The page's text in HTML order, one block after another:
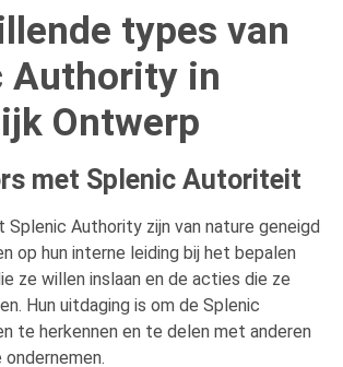
types van
Authority in
Ontwerp
met Splenic Autoriteit
Authority zijn van nature geneigd
op hun interne leiding bij het bepalen
ze willen inslaan en de acties die ze
Hun uitdaging is om de Splenic
te herkennen en te delen met anderen